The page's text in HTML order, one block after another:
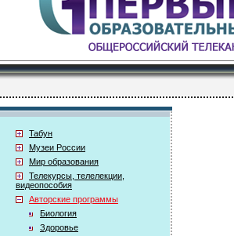
Табун
Музеи России
Мир образования
Телекурсы, телелекции,
видеопособия
Авторские программы
Биология
Здоровье